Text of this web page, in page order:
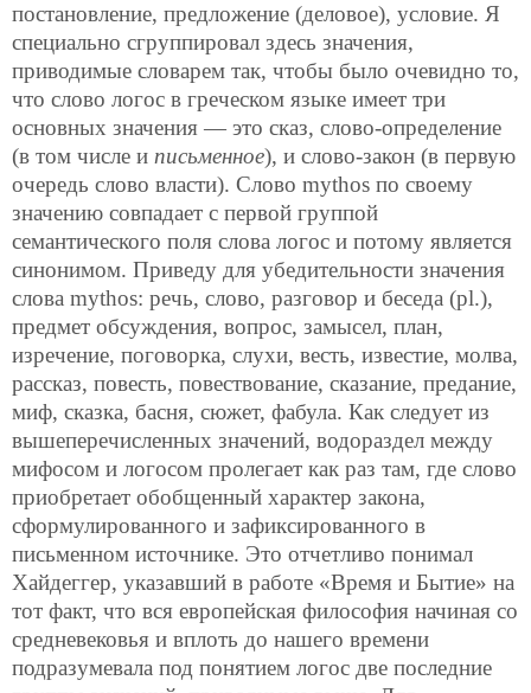
постановление, предложение (деловое), условие. Я
специально сгруппировал здесь значения,
приводимые словарем так, чтобы было очевидно то,
что слово логос в греческом языке имеет три
основных значения — это сказ, слово-определение
(в том числе и письменное), и слово-закон (в первую
очередь слово власти). Слово mythos по своему
значению совпадает с первой группой
семантического поля слова логос и потому является
синонимом. Приведу для убедительности значения
слова mythos: речь, слово, разговор и беседа (pl.),
предмет обсуждения, вопрос, замысел, план,
изречение, поговорка, слухи, весть, известие, молва,
рассказ, повесть, повествование, сказание, предание,
миф, сказка, басня, сюжет, фабула. Как следует из
вышеперечисленных значений, водораздел между
мифосом и логосом пролегает как раз там, где слово
приобретает обобщенный характер закона,
сформулированного и зафиксированного в
письменном источнике. Это отчетливо понимал
Хайдеггер, указавший в работе «Время и Бытие» на
тот факт, что вся европейская философия начиная со
средневековья и вплоть до нашего времени
подразумевала под понятием логос две последние